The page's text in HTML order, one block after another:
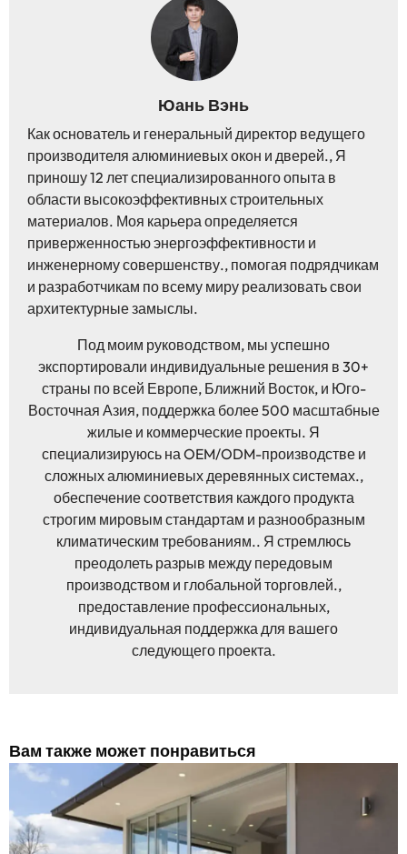
Юань Вэнь
Как основатель и генеральный директор ведущего
производителя алюминиевых окон и дверей., Я
приношу 12 лет специализированного опыта в
области высокоэффективных строительных
материалов. Моя карьера определяется
приверженностью энергоэффективности и
инженерному совершенству., помогая подрядчикам
и разработчикам по всему миру реализовать свои
архитектурные замыслы.
Под моим руководством, мы успешно
экспортировали индивидуальные решения в 30+
страны по всей Европе, Ближний Восток, и Юго-
Восточная Азия, поддержка более 500 масштабные
жилые и коммерческие проекты. Я
специализируюсь на OEM/ODM-производстве и
сложных алюминиевых деревянных системах.,
обеспечение соответствия каждого продукта
строгим мировым стандартам и разнообразным
климатическим требованиям.. Я стремлюсь
преодолеть разрыв между передовым
производством и глобальной торговлей.,
предоставление профессиональных,
индивидуальная поддержка для вашего
следующего проекта.
Вам также может понравиться